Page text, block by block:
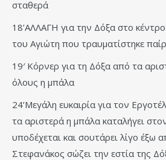
σταθερά
18’ΑΛΛΑΓΗ για την Δόξα στο
του Αγιώτη που τραυματίστηκε
19′ Κόρνερ για τη Δόξα από τα
όλους η μπάλα
24’Μεγάλη ευκαιρία για τον
τα αριστερά η μπάλα καταλήγει
υποδέχεται και σουτάρει λίγο έξω
Στεφανάκος σώζει την εστία της